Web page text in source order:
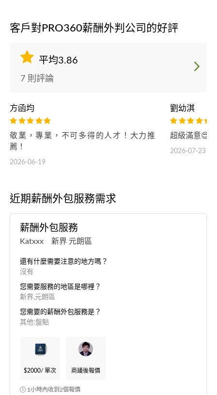
客戶對PRO360薪酬外判公司的好評
平均3.86
7 則評論
方函均
敬業，專業，不可多得的人才！大力推
薦！
2026-06-19
劉幼淇
超級滿意😍
2026-07-23
近期薪酬外包服務需求
薪酬外包服務
Katxxx 新界 元朗區
還有什麼需要注意的地方嗎？
沒有
您需要服務的地區是哪裡？
新界,元朗區
您需要的薪酬外包服務是？
其他:盤點
$2000/ 單次 商議後報價
1小時內收到2個報價